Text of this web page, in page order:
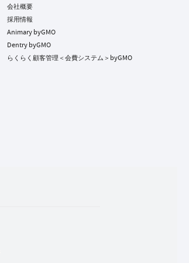
会社概要
採用情報
Animary byGMO
Dentry byGMO
らくらく顧客管理＜会費システム＞byGMO